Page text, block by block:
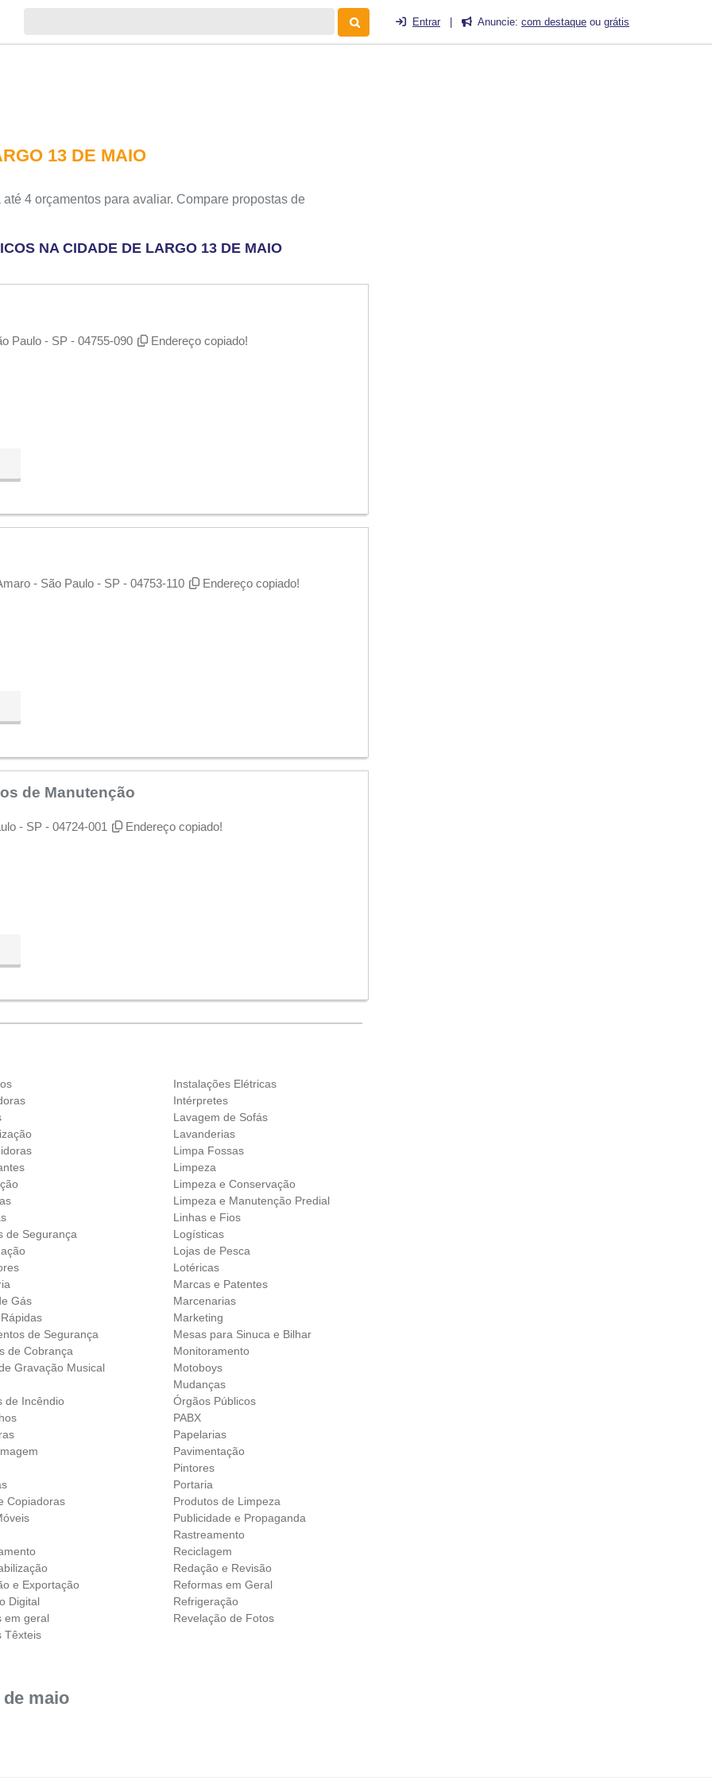
Entrar Anuncie: com destaque ou grátis
13 DE MAIO
4 orçamentos para avaliar. Compare propostas de
NA CIDADE DE LARGO 13 DE MAIO
Paulo - SP - 04755-090 Endereço copiado!
- São Paulo - SP - 04753-110 Endereço copiado!
de Manutenção
- SP - 04724-001 Endereço copiado!
de Segurança
Gás
de Segurança
de Cobrança
Gravação Musical
de Incêndio
Copiadoras
e Exportação
Digital
em geral
Têxteis
Instalações Elétricas
Intérpretes
Lavagem de Sofás
Lavanderias
Limpa Fossas
Limpeza
Limpeza e Conservação
Limpeza e Manutenção Predial
Linhas e Fios
Logísticas
Lojas de Pesca
Lotéricas
Marcas e Patentes
Marcenarias
Marketing
Mesas para Sinuca e Bilhar
Monitoramento
Motoboys
Mudanças
Órgãos Públicos
PABX
Papelarias
Pavimentação
Pintores
Portaria
Produtos de Limpeza
Publicidade e Propaganda
Rastreamento
Reciclagem
Redação e Revisão
Reformas em Geral
Refrigeração
Revelação de Fotos
maio